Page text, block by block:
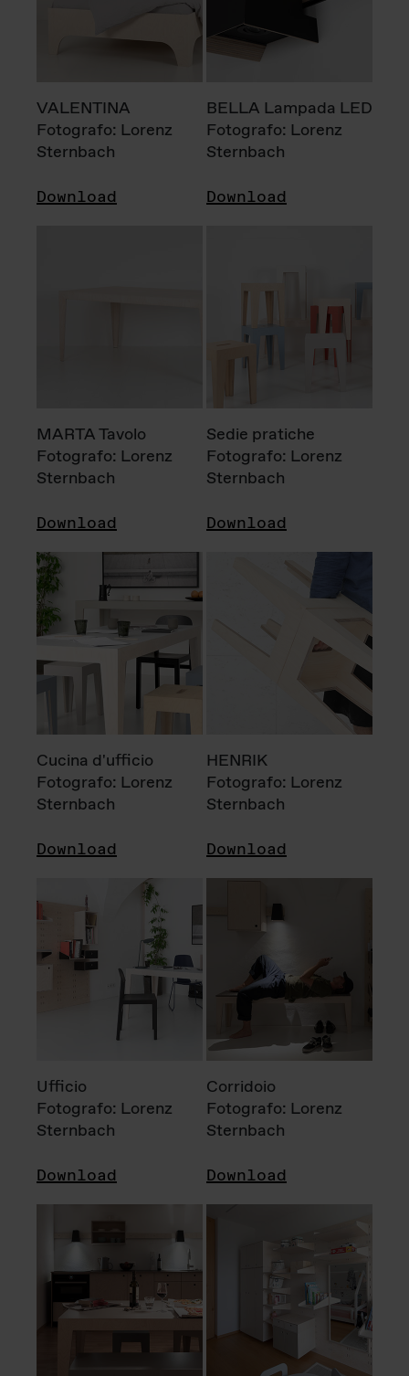
VALENTINA
Fotografo: Lorenz
Sternbach
Download
BELLA Lampada LED
Fotografo: Lorenz
Sternbach
Download
MARTA Tavolo
Fotografo: Lorenz
Sternbach
Download
Sedie pratiche
Fotografo: Lorenz
Sternbach
Download
Cucina d'ufficio
Fotografo: Lorenz
Sternbach
Download
HENRIK
Fotografo: Lorenz
Sternbach
Download
Ufficio
Fotografo: Lorenz
Sternbach
Download
Corridoio
Fotografo: Lorenz
Sternbach
Download